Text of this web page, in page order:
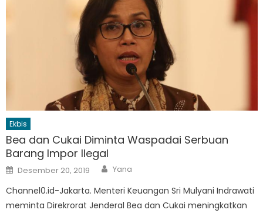
Ekbis
Bea dan Cukai Diminta Waspadai Serbuan
Barang Impor Ilegal
Posted
on
Desember 20, 2019 Author
Yana
Channel0.id-Jakarta. Menteri Keuangan Sri Mulyani Indrawati
meminta Direkrorat Jenderal Bea dan Cukai meningkatkan